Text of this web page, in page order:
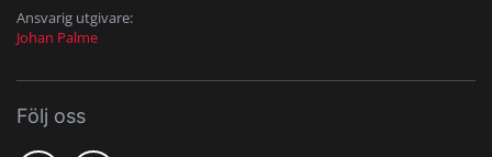
Ansvarig utgivare:
Johan Palme
Följ oss